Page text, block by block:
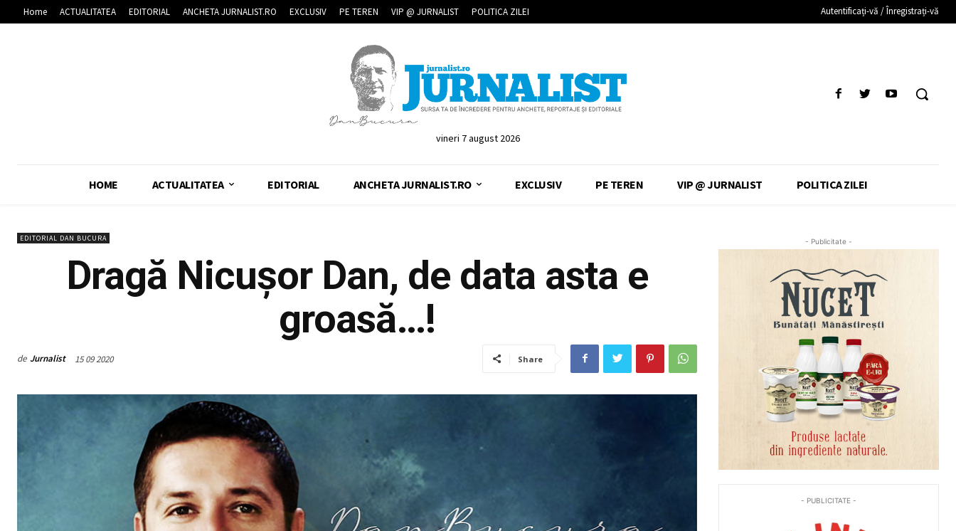
Home ACTUALITATEA EDITORIAL ANCHETA JURNALIST.RO EXCLUSIV PE TEREN VIP @ JURNALIST POLITICA ZILEI Autentificați-vă / Înregistrați-vă
vineri 7 august 2026
HOME ACTUALITATEA EDITORIAL ANCHETA JURNALIST.RO EXCLUSIV PE TEREN VIP @ JURNALIST POLITICA ZILEI
EDITORIAL DAN BUCURA
Dragă Nicușor Dan, de data asta e
groasă…!
de Jurnalist 15 09 2020 Share
- Publicitate -
- PUBLICITATE -